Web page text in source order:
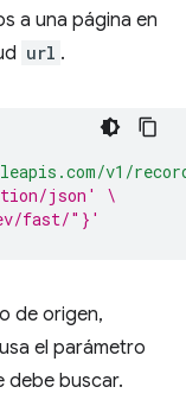
a una página en
url .
v1/
json' \
fast/"}'
de origen,
el parámetro
debe buscar.